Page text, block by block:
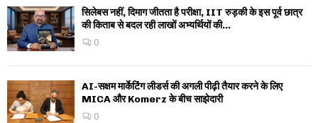
सिलेबस नहीं, दिमाग जीतता है परीक्षा, IIT रुड़की के इस पूर्व छात्र
की किताब से बदल रही लाखों अभ्यर्थियों की...
0
AI-सक्षम मार्केटिंग लीडर्स की अगली पीढ़ी तैयार करने के लिए
MICA और Komerz के बीच साझेदारी
0